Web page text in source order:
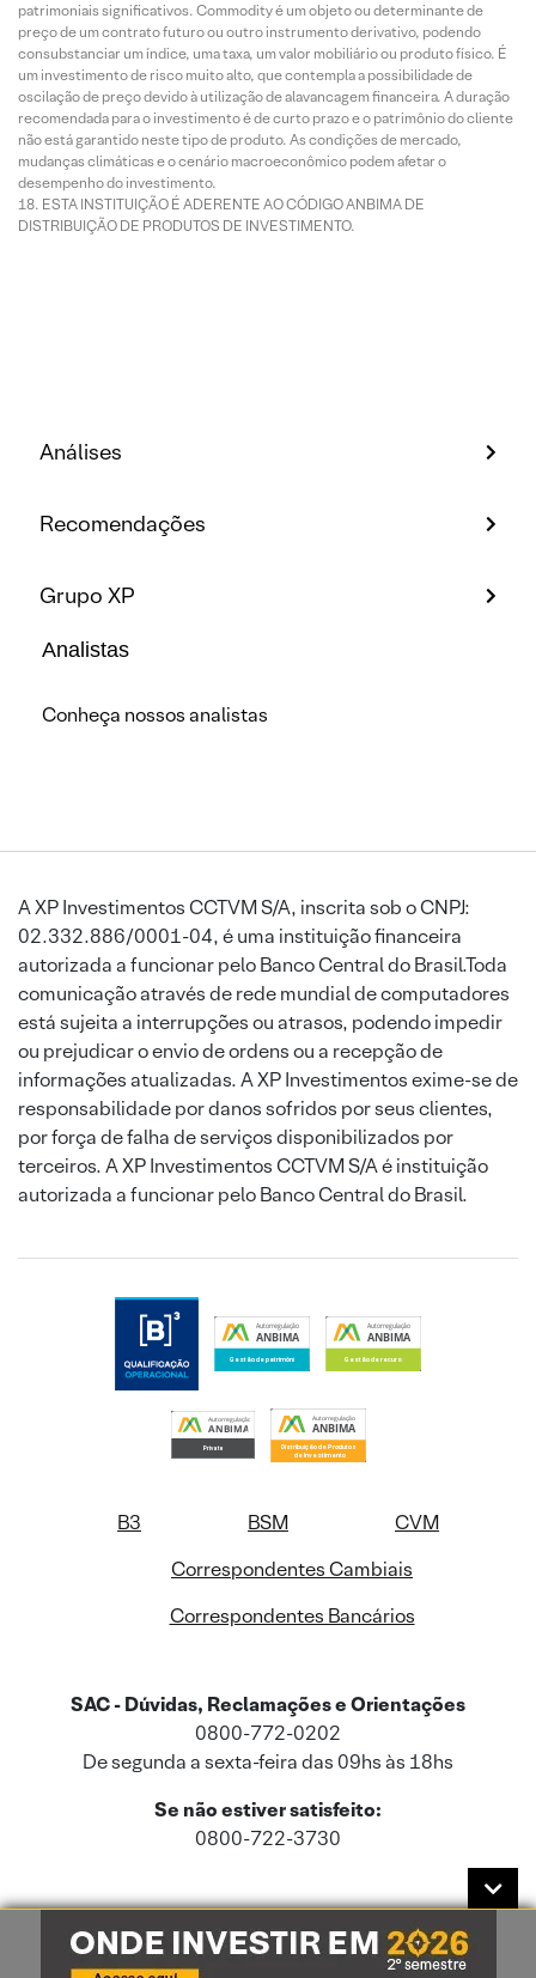
patrimoniais significativos. Commodity é um objeto ou determinante de
preço de um contrato futuro ou outro instrumento derivativo, podendo
consubstanciar um índice, uma taxa, um valor mobiliário ou produto físico. É
um investimento de risco muito alto, que contempla a possibilidade de
oscilação de preço devido à utilização de alavancagem financeira. A duração
recomendada para o investimento é de curto prazo e o patrimônio do cliente
não está garantido neste tipo de produto. As condições de mercado,
mudanças climáticas e o cenário macroeconômico podem afetar o
desempenho do investimento.
ESTA INSTITUIÇÃO É ADERENTE AO CÓDIGO ANBIMA DE
DISTRIBUIÇÃO DE PRODUTOS DE INVESTIMENTO.
Análises
Recomendações
Grupo XP
Analistas
Conheça nossos analistas
A XP Investimentos CCTVM S/A, inscrita sob o CNPJ:
02.332.886/0001-04, é uma instituição financeira
autorizada a funcionar pelo Banco Central do Brasil.Toda
comunicação através de rede mundial de computadores
está sujeita a interrupções ou atrasos, podendo impedir
ou prejudicar o envio de ordens ou a recepção de
informações atualizadas. A XP Investimentos exime-se de
responsabilidade por danos sofridos por seus clientes,
por força de falha de serviços disponibilizados por
terceiros. A XP Investimentos CCTVM S/A é instituição
autorizada a funcionar pelo Banco Central do Brasil.
B3 BSM
CVM
Correspondentes Cambiais
Correspondentes Bancários
SAC - Dúvidas, Reclamações e Orientações
0800-772-0202
De segunda a sexta-feira das 09hs às 18hs
Se não estiver satisfeito:
0800-722-3730
Este site usa cookies e dados pessoais de acordo com a nossaPolítica de
Cookies
e a nossaPolítica de Privacidade.